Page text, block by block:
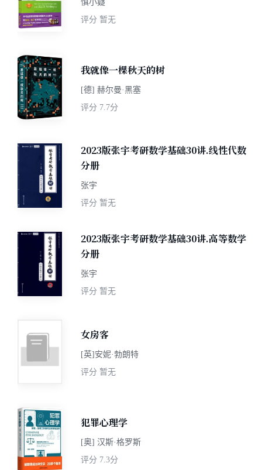
慎小嶷
评分 暂无
我就像一棵秋天的树
[德] 赫尔曼·黑塞
评分 7.7分
2023版张宇考研数学基础30讲.线性代数
分册
张宇
评分 暂无
2023版张宇考研数学基础30讲.高等数学
分册
张宇
评分 暂无
女房客
[英]安妮·勃朗特
评分 暂无
犯罪心理学
[奥] 汉斯·格罗斯
评分 7.3分